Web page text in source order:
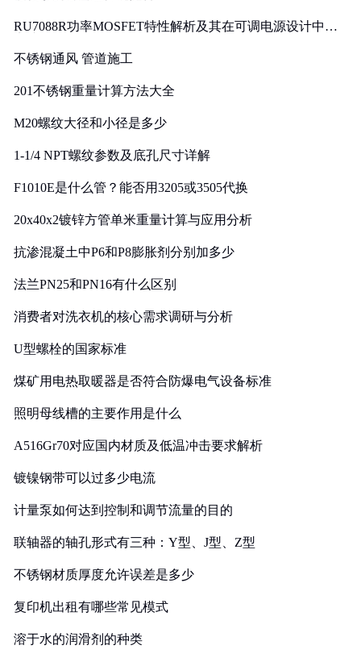
RU7088R功率MOSFET特性解析及其在可调电源设计中的
不锈钢通风 管道施工
201不锈钢重量计算方法大全
M20螺纹大径和小径是多少
1-1/4 NPT螺纹参数及底孔尺寸详解
F1010E是什么管？能否用3205或3505代换
20x40x2镀锌方管单米重量计算与应用分析
抗渗混凝土中P6和P8膨胀剂分别加多少
法兰PN25和PN16有什么区别
消费者对洗衣机的核心需求调研与分析
U型螺栓的国家标准
煤矿用电热取暖器是否符合防爆电气设备标准
照明母线槽的主要作用是什么
A516Gr70对应国内材质及低温冲击要求解析
镀镍钢带可以过多少电流
计量泵如何达到控制和调节流量的目的
联轴器的轴孔形式有三种：Y型、J型、Z型
不锈钢材质厚度允许误差是多少
复印机出租有哪些常见模式
溶于水的润滑剂的种类